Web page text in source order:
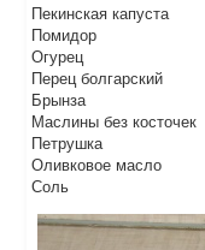
Пекинская капуста
Помидор
Огурец
Перец болгарский
Брынза
Маслины без косточек
Петрушка
Оливковое масло
Соль